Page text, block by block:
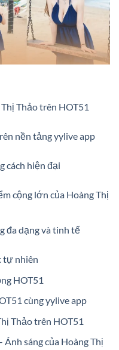
Thảo trên HOT51
nền tảng yylive app
cách hiện đại
cộng lớn của Hoàng Thị
đa dạng và tinh tế
tự nhiên
HOT51
cùng yylive app
Thảo trên HOT51
sáng của Hoàng Thị